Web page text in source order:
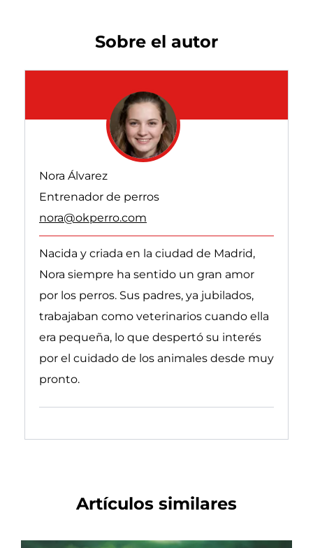
Sobre el autor
Nora Álvarez
Entrenador de perros
nora@okperro.com
Nacida y criada en la ciudad de Madrid,
Nora siempre ha sentido un gran amor
por los perros. Sus padres, ya jubilados,
trabajaban como veterinarios cuando ella
era pequeña, lo que despertó su interés
por el cuidado de los animales desde muy
pronto.
Artículos similares